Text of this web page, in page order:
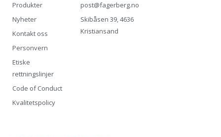
Produkter
Nyheter
Kontakt oss
Personvern
Etiske
rettningslinjer
Code of Conduct
Kvalitetspolicy
post@fagerberg.no
Skibåsen 39, 4636
Kristiansand